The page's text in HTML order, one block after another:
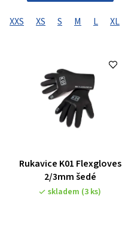
XXS XS S M L XL
Rukavice K01 Flexgloves
2/3mm šedé
skladem (3 ks)